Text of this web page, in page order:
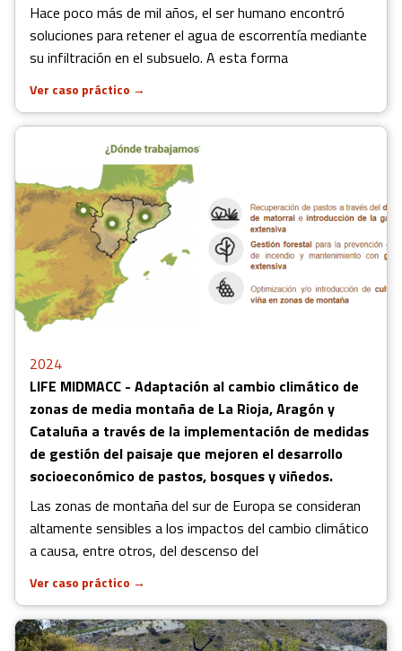
Hace poco más de mil años, el ser humano encontró
soluciones para retener el agua de escorrentía mediante
su infiltración en el subsuelo. A esta forma
Ver caso práctico →
2024
LIFE MIDMACC - Adaptación al cambio climático de
zonas de media montaña de La Rioja, Aragón y
Cataluña a través de la implementación de medidas
de gestión del paisaje que mejoren el desarrollo
socioeconómico de pastos, bosques y viñedos.
Las zonas de montaña del sur de Europa se consideran
altamente sensibles a los impactos del cambio climático
a causa, entre otros, del descenso del
Ver caso práctico →